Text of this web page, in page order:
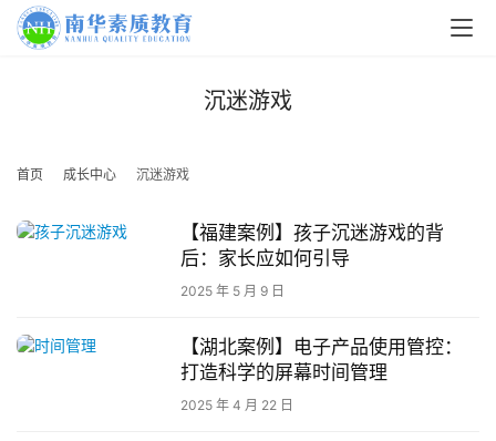
我
沉迷游戏
首页 成长中心 沉迷游戏
【福建案例】孩子沉迷游戏的背
后：家长应如何引导
2025 年 5 月 9 日
【湖北案例】电子产品使用管控：
打造科学的屏幕时间管理
2025 年 4 月 22 日